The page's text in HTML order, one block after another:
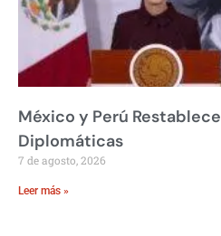
México y Perú
Diplomáticas
7 de agosto, 2026
Leer más »